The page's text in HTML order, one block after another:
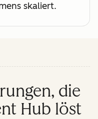
skaliert.
die
Hub löst